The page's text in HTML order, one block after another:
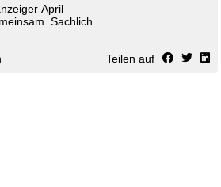
April
Sachlich.
Teilen auf